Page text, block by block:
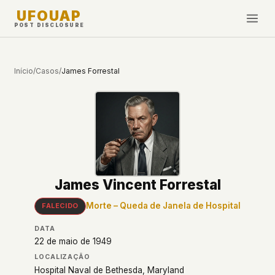
UFOUAP
POST DISCLOSURE
Cronologia
Esta Semana
Novidades
Avistamentos
PEOPLE
WHAT WE DON'T USE
Google Analytics
✕Facebook Pixel
Third-party scripts
✕External fonts or CDNs
Início/Casos/James Forrestal
James Vincent Forrestal
FALECIDO Morte – Queda de Janela de Hospital
DATA
22 de maio de 1949
LOCALIZAÇÃO
Hospital Naval de Bethesda, Maryland